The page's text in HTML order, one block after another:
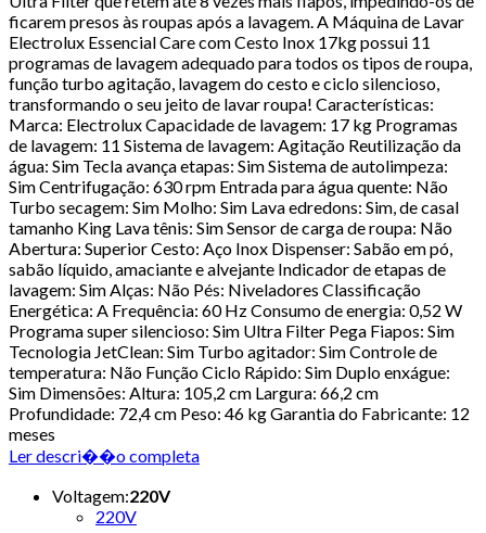
ficarem presos às roupas após a lavagem. A Máquina de Lavar
Electrolux Essencial Care com Cesto Inox 17kg possui 11
programas de lavagem adequado para todos os tipos de roupa,
função turbo agitação, lavagem do cesto e ciclo silencioso,
transformando o seu jeito de lavar roupa! Características:
Marca: Electrolux Capacidade de lavagem: 17 kg Programas
de lavagem: 11 Sistema de lavagem: Agitação Reutilização da
água: Sim Tecla avança etapas: Sim Sistema de autolimpeza:
Sim Centrifugação: 630 rpm Entrada para água quente: Não
Turbo secagem: Sim Molho: Sim Lava edredons: Sim, de casal
tamanho King Lava tênis: Sim Sensor de carga de roupa: Não
Abertura: Superior Cesto: Aço Inox Dispenser: Sabão em pó,
sabão líquido, amaciante e alvejante Indicador de etapas de
lavagem: Sim Alças: Não Pés: Niveladores Classificação
Energética: A Frequência: 60 Hz Consumo de energia: 0,52 W
Programa super silencioso: Sim Ultra Filter Pega Fiapos: Sim
Tecnologia JetClean: Sim Turbo agitador: Sim Controle de
temperatura: Não Função Ciclo Rápido: Sim Duplo enxágue:
Sim Dimensões: Altura: 105,2 cm Largura: 66,2 cm
Profundidade: 72,4 cm Peso: 46 kg Garantia do Fabricante: 12
meses
Ler descri��o completa
Voltagem:220V
220V